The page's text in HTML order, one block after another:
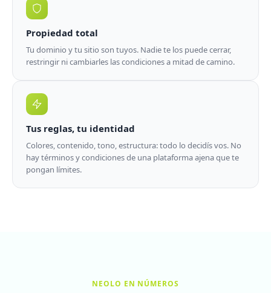
Propiedad total
Tu dominio y tu sitio son tuyos. Nadie te los puede cerrar,
restringir ni cambiarles las condiciones a mitad de camino.
Tus reglas, tu identidad
Colores, contenido, tono, estructura: todo lo decidís vos. No
hay términos y condiciones de una plataforma ajena que te
pongan límites.
NEOLO EN NÚMEROS